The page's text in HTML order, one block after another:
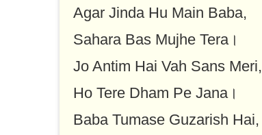
Agar Jinda Hu Main Baba,
Sahara Bas Mujhe Tera।
Jo Antim Hai Vah Sans Meri,
Ho Tere Dham Pe Jana।
Baba Tumase Guzarish Hai,